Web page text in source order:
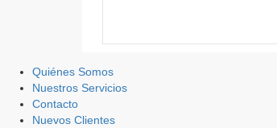
Quiénes Somos
Nuestros Servicios
Contacto
Nuevos Clientes